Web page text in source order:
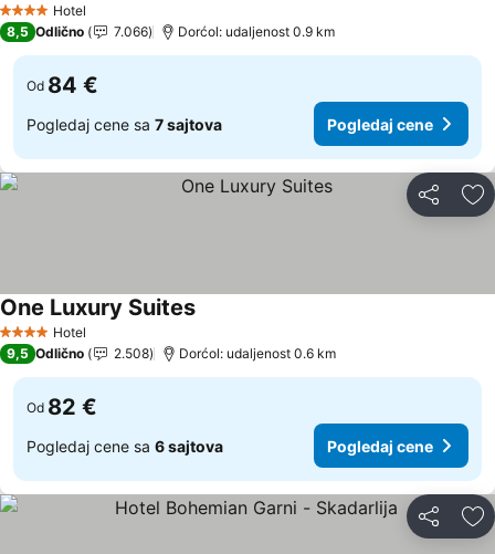
4 ZvezdiceHotel
8,5 Odlično 7.066 Dorćol: udaljenost 0.9 km
Od 84 €
Pogledaj cene sa 7 sajtova Pogledaj cene
Deli
4 ZvezdiceHotel
One Luxury SuitesPogledaj cene
9,5 Odlično 2.508 Dorćol: udaljenost 0.6 km
Od 82 €
Pogledaj cene sa 6 sajtova Pogledaj cene
Deli